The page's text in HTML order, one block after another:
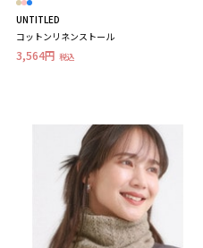
UNTITLED
コットンリネンストール
3,564円 税込